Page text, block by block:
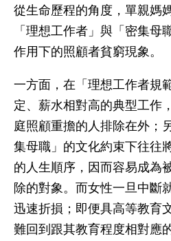
從生命歷程的角度，單親媽
「理想工作者」與「密集母
作用下的照顧者貧窮現象。
一方面，在「理想工作者規
定、薪水相對高的典型工作
庭照顧重擔的人排除在外；
集母職」的文化約束下往往
的人生順序，因而容易成為
除的對象。而女性一旦中斷
迅速折損；即便具高等教育
難回到跟其教育程度相對應